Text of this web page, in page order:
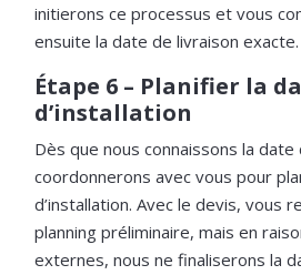
initierons ce processus et vous
ensuite la date de livraison exacte.
Étape 6 – Planifier la
d’installation
Dès que nous connaissons la date
coordonnerons avec vous pour
d’installation. Avec le devis, vous
planning préliminaire, mais en
externes, nous ne finaliserons la